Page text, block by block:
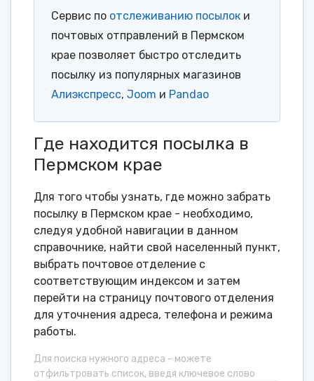
Сервис по отслеживанию посылок и
почтовых отправлений в Пермском
крае позволяет быстро отследить
посылку из популярных магазинов
Алиэкспресс, Joom и Pandao
Где находится посылка в
Пермском крае
Для того чтобы узнать, где можно забрать
посылку в Пермском крае - необходимо,
следуя удобной навигации в данном
справочнике, найти свой населенный пункт,
выбрать почтовое отделение с
соответствующим индексом и затем
перейти на страницу почтового отделения
для уточнения адреса, телефона и режима
работы.
Для поиска нужного адреса - можете
отфильтровать список, введя ключевое слово